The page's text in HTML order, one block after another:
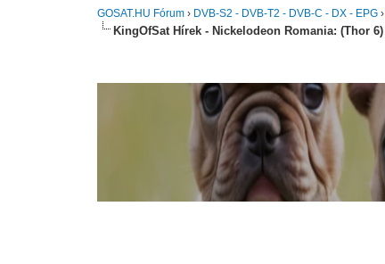
GOSAT.HU Fórum › DVB-S2 - DVB-T2 - DVB-C - DX - EPG ›
KingOfSat Hírek - Nickelodeon Romania: (Thor 6)